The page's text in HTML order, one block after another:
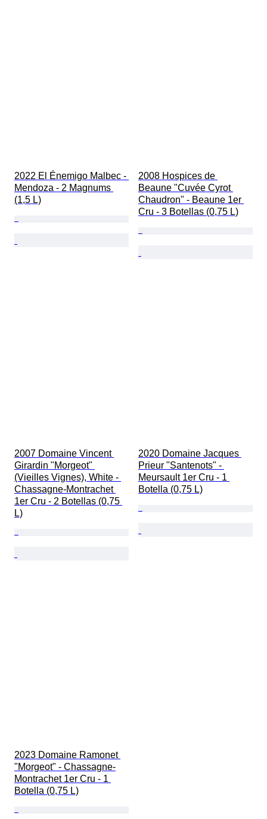
2022 El Énemigo Malbec -
Mendoza - 2 Magnums
(1,5 L)
2008 Hospices de
Beaune "Cuvée Cyrot
Chaudron" - Beaune 1er
Cru - 3 Botellas (0,75 L)
2007 Domaine Vincent
Girardin "Morgeot"
(Vieilles Vignes), White -
Chassagne-Montrachet
1er Cru - 2 Botellas (0,75
L)
2020 Domaine Jacques
Prieur "Santenots" -
Meursault 1er Cru - 1
Botella (0,75 L)
2023 Domaine Ramonet
"Morgeot" - Chassagne-
Montrachet 1er Cru - 1
Botella (0,75 L)